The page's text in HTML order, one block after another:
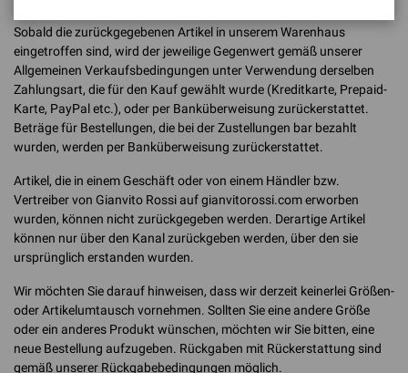
Sobald die zurückgegebenen Artikel in unserem Warenhaus
eingetroffen sind, wird der jeweilige Gegenwert gemäß unserer
Allgemeinen Verkaufsbedingungen unter Verwendung derselben
Zahlungsart, die für den Kauf gewählt wurde (Kreditkarte, Prepaid-
Karte, PayPal etc.), oder per Banküberweisung zurückerstattet.
Beträge für Bestellungen, die bei der Zustellungen bar bezahlt
wurden, werden per Banküberweisung zurückerstattet.
Artikel, die in einem Geschäft oder von einem Händler bzw.
Vertreiber von Gianvito Rossi auf gianvitorossi.com erworben
wurden, können nicht zurückgegeben werden. Derartige Artikel
können nur über den Kanal zurückgeben werden, über den sie
ursprünglich erstanden wurden.
Wir möchten Sie darauf hinweisen, dass wir derzeit keinerlei Größen-
oder Artikelumtausch vornehmen. Sollten Sie eine andere Größe
oder ein anderes Produkt wünschen, möchten wir Sie bitten, eine
neue Bestellung aufzugeben. Rückgaben mit Rückerstattung sind
gemäß unserer Rückgabebedingungen möglich.